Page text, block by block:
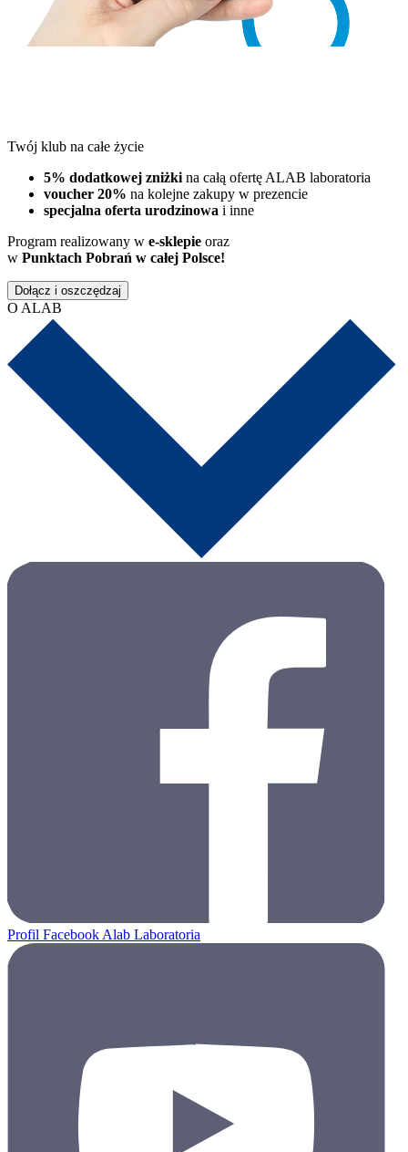
Twój klub na całe życie
5% dodatkowej zniżki na całą ofertę ALAB laboratoria
voucher 20% na kolejne zakupy w prezencie
specjalna oferta urodzinowa i inne
Program realizowany w e-sklepie oraz
w Punktach Pobrań w całej Polsce!
Dołącz i oszczędzaj
O ALAB
Profil Facebook Alab Laboratoria